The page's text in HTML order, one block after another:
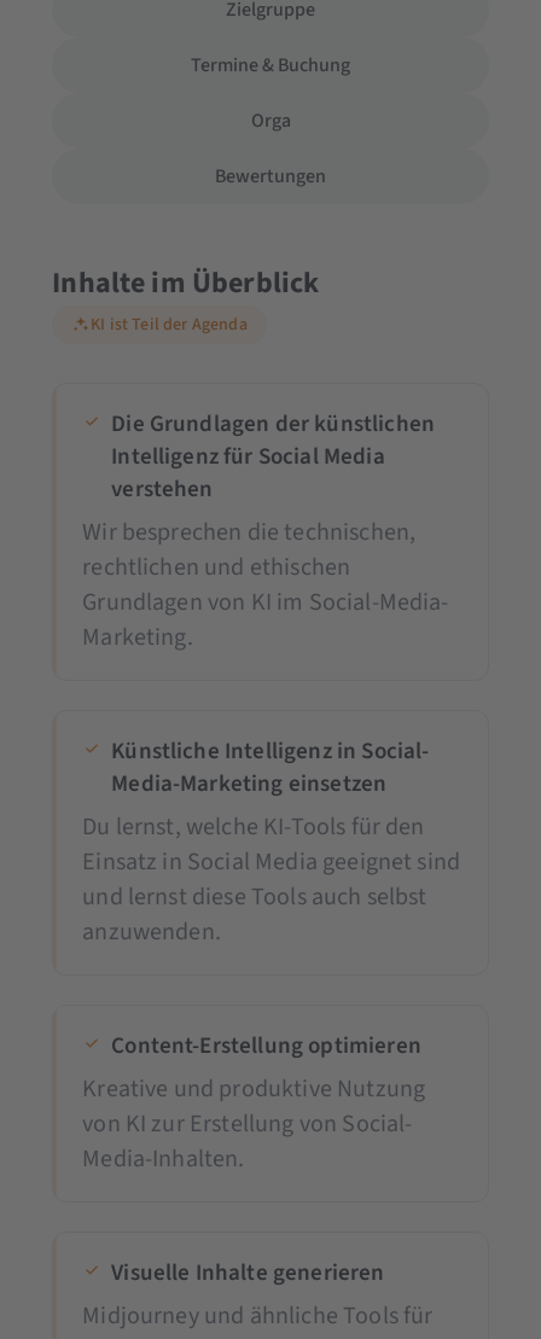
Zielgruppe
Termine & Buchung
Orga
Bewertungen
Inhalte im Überblick
KI ist Teil der Agenda
Die Grundlagen der künstlichen
Intelligenz für Social Media
verstehen
Wir besprechen die technischen,
rechtlichen und ethischen
Grundlagen von KI im Social-Media-
Marketing.
Künstliche Intelligenz in Social-
Media-Marketing einsetzen
Du lernst, welche KI-Tools für den
Einsatz in Social Media geeignet sind
und lernst diese Tools auch selbst
anzuwenden.
Content-Erstellung optimieren
Kreative und produktive Nutzung
von KI zur Erstellung von Social-
Media-Inhalten.
Visuelle Inhalte generieren
Midjourney und ähnliche Tools für